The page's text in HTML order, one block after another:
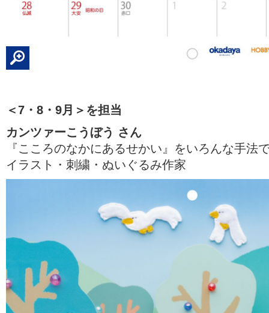
＜7・8・9月＞を担当
カンツァーこうぼう さん
『こころのなかにあるせかい』をいろんな手法
イラスト・刺繍・ぬいぐるみ作家